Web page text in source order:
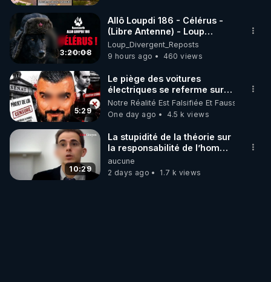
3:20:08
Allô Loupdi 186 - Célérus -
(Libre Antenne) - Loup
Divergent 2026.08.06
Loup_Divergent_Reposts
9 hours ago
460 views
5:29
Le piège des voitures
électriques se referme sur
les usagers !
Notre Réalité Est Falsifiée Et Fausse
One day ago
4.5 k views
10:29
La stupidité de la théorie sur
la responsabilité de l’homme
concernant le dioxyde de
carbone.
aucune
2 days ago
1.7 k views